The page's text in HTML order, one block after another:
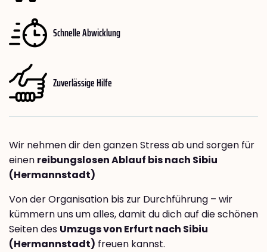
Schnelle Abwicklung
Zuverlässige Hilfe
Wir nehmen dir den ganzen Stress ab und sorgen für
einen reibungslosen Ablauf bis nach Sibiu
(Hermannstadt)
Von der Organisation bis zur Durchführung – wir
kümmern uns um alles, damit du dich auf die schönen
Seiten des Umzugs von Erfurt nach Sibiu
(Hermannstadt) freuen kannst.